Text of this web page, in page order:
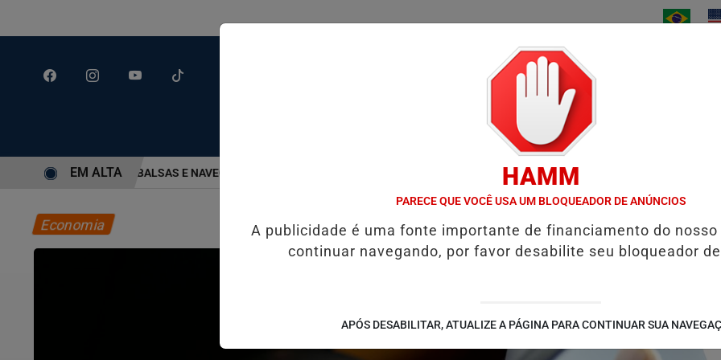
NOTÍCIAS / BAIXE AGORA
TRAVESSIA DE BALSAS E NAVEGAÇÃO NO PORTO DE SANTOS; VÍDEO SABESP ANUNCIA R$ 3,6 BILHÕES EM OBRAS PARA
EM ALTA
Economia
HAMM
PARECE QUE VOCÊ USA UM BLOQUEADOR DE ANÚNCIOS
A publicidade é uma fonte importante de financiamento do nosso
continuar navegando, por favor desabilite seu bloqueador
APÓS DESABILITAR, ATUALIZE A PÁGINA PARA CONTINUAR SUA